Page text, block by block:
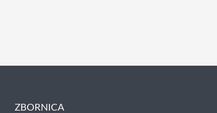
ZBORNICA